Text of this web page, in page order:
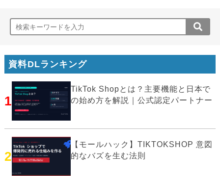
資料DLランキング
1
TikTok Shopとは？主要機能と日本で
の始め方を解説｜公式認定パートナー
2
【モールハック】TIKTOKSHOP 意図
的なバズを生む法則